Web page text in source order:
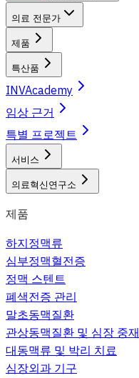
의료 전문가
제품
특산품
INVAcademy
임상 근거
특별 프로젝트
서비스
의료혁신연구소
제품
하지정맥류
심부정맥혈전증
정맥 스텐트
폐색전증 관리
말초동맥질환
관상동맥질환 및 심장 중
대동맥류 및 박리 치료
심장외과 기구